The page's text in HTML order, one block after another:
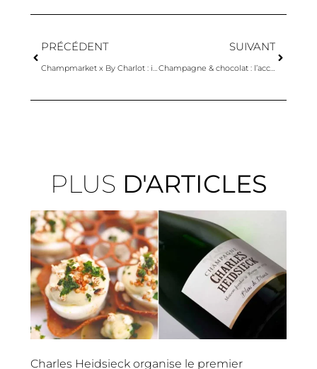
PRÉCÉDENT
Champmarket x By Charlot : irrésistibles cadeaux Duos Plante & Champagne
SUIVANT
Champagne & chocolat : l’accord surprenant et explosif par Alléno et Rivoire
PLUS D'ARTICLES
Charles Heidsieck organise le premier